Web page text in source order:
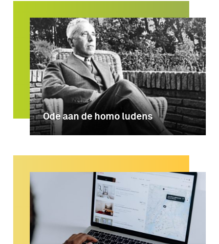
Ode aan de homo ludens